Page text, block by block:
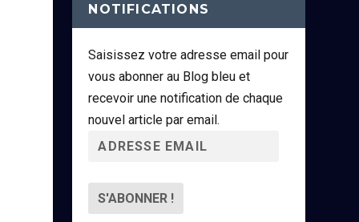
NOTIFICATIONS
Saisissez votre adresse email pour
vous abonner au Blog bleu et
recevoir une notification de chaque
nouvel article par email.
r